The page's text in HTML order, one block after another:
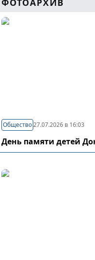
ФОТОАРХИВ
Общество27.07.2026 в 16:03
День памяти детей